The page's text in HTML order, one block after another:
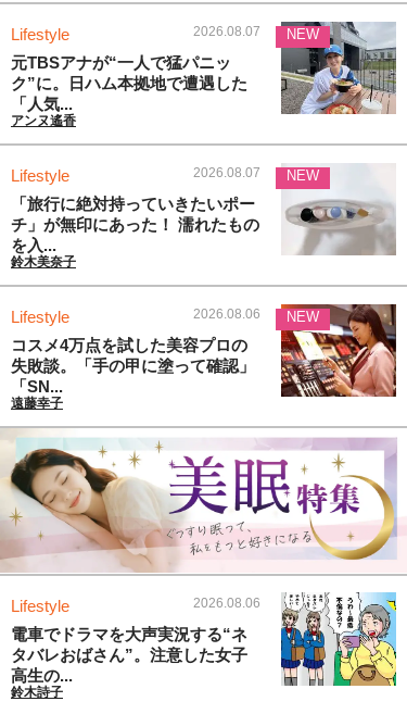
Lifestyle 2026.08.07
元TBSアナが“一人で猛パニッ
ク”に。日ハム本拠地で遭遇した
「人気...
アンヌ遙香
NEW
Lifestyle 2026.08.07
「旅行に絶対持っていきたいポー
チ」が無印にあった！ 濡れたもの
を入...
鈴木美奈子
NEW
Lifestyle 2026.08.06
コスメ4万点を試した美容プロの
失敗談。「手の甲に塗って確認」
「SN...
遠藤幸子
NEW
Lifestyle 2026.08.06
電車でドラマを大声実況する“ネ
タバレおばさん”。注意した女子
高生の...
鈴木詩子